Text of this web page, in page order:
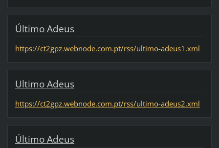
Último Adeus
https://ct2gpz.webnode.com.pt/rss/ultimo-adeus1.xml
Ultimo Adeus
https://ct2gpz.webnode.com.pt/rss/ultimo-adeus2.xml
Último Adeus